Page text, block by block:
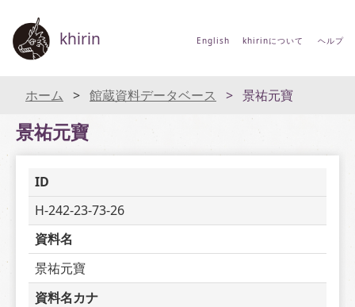
khirin English khirinについて ヘルプ
ホーム 館蔵資料データベース 景祐元寶
景祐元寶
ID
H-242-23-73-26
資料名
景祐元寶
資料名カナ